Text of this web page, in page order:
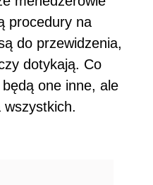
procedury na
do przewidzenia,
dotykają. Co
one inne, ale